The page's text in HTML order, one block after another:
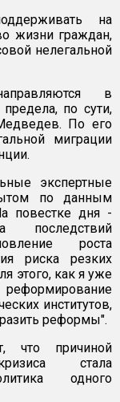
на
жизни граждан,
нелегальной
в
по сути,
По его
миграции
экспертные
по данным
повестке дня -
последствий
роста
риска резких
этого, как я уже
реформирование
институтов,
реформы".
что причиной
стала
одного